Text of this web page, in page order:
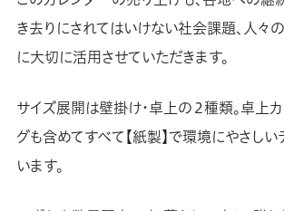
き去りにされてはいけない社会課題、人々
に大切に活用させていただきます。
サイズ展開は壁掛け・卓上の２種類。卓上
グも含めてすべて【紙製】で環境にやさし
います。